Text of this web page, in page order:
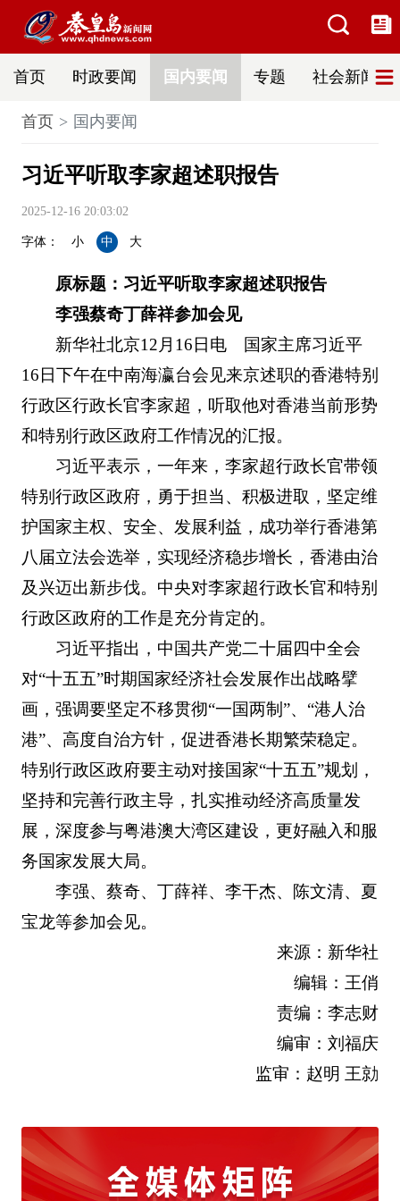
首页 时政要闻 国内要闻 专题 社会新闻
首页 国内要闻
习近平听取李家超述职报告
2025-12-16 20:03:02
字体： 小 中 大
原标题： 习近平听取李家超述职报告
李强蔡奇丁薛祥参加会见
新华社北京12月16日电 国家主席习近平
16日下午在中南海瀛台会见来京述职的香港特别
行政区行政长官李家超，听取他对香港当前形势
和特别行政区政府工作情况的汇报。
习近平表示，一年来，李家超行政长官带领
特别行政区政府，勇于担当、积极进取，坚定维
护国家主权、安全、发展利益，成功举行香港第
八届立法会选举，实现经济稳步增长，香港由治
及兴迈出新步伐。中央对李家超行政长官和特别
行政区政府的工作是充分肯定的。
习近平指出，中国共产党二十届四中全会
对“十五五”时期国家经济社会发展作出战略擘
画，强调要坚定不移贯彻“一国两制”、“港人治
港”、高度自治方针，促进香港长期繁荣稳定。
特别行政区政府要主动对接国家“十五五”规划，
坚持和完善行政主导，扎实推动经济高质量发
展，深度参与粤港澳大湾区建设，更好融入和服
务国家发展大局。
李强、蔡奇、丁薛祥、李干杰、陈文清、夏
宝龙等参加会见。
来源：新华社
编辑：王俏
责编：李志财
编审：刘福庆
监审：赵明 王勍